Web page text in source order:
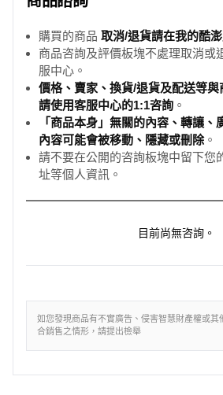
購買的商品 取消/退貨請在我的酷
商品咨詢及評價板塊不處理取消或
服中心。
價格、賣家、換貨/退貨及配送等
請使用客服中心的1:1咨詢 。
「商品本身」無關的內容、轉讓、
內容可能會被移動、隱藏或刪除。
請不要在公開的咨詢板塊中留下您
址等個人資訊。
目前尚無咨詢。
如您發現商品有不實廣告、侵害智慧財產權或其
合銷售之情形，請提出檢舉